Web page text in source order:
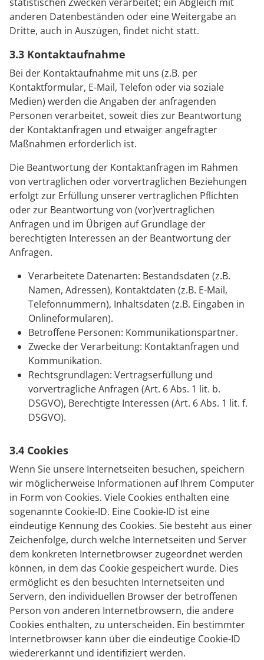
anderen Datenbeständen oder eine Weitergabe an
Dritte, auch in Auszügen, findet nicht statt.
3.3 Kontaktaufnahme
Bei der Kontaktaufnahme mit uns (z.B. per
Kontaktformular, E-Mail, Telefon oder via soziale
Medien) werden die Angaben der anfragenden
Personen verarbeitet, soweit dies zur Beantwortung
der Kontaktanfragen und etwaiger angefragter
Maßnahmen erforderlich ist.
Die Beantwortung der Kontaktanfragen im Rahmen
von vertraglichen oder vorvertraglichen Beziehungen
erfolgt zur Erfüllung unserer vertraglichen Pflichten
oder zur Beantwortung von (vor)vertraglichen
Anfragen und im Übrigen auf Grundlage der
berechtigten Interessen an der Beantwortung der
Anfragen.
Verarbeitete Datenarten: Bestandsdaten (z.B.
Namen, Adressen), Kontaktdaten (z.B. E-Mail,
Telefonnummern), Inhaltsdaten (z.B. Eingaben in
Onlineformularen).
Betroffene Personen: Kommunikationspartner.
Zwecke der Verarbeitung: Kontaktanfragen und
Kommunikation.
Rechtsgrundlagen: Vertragserfüllung und
vorvertragliche Anfragen (Art. 6 Abs. 1 lit. b.
DSGVO), Berechtigte Interessen (Art. 6 Abs. 1 lit. f.
DSGVO).
3.4 Cookies
Wenn Sie unsere Internetseiten besuchen, speichern
wir möglicherweise Informationen auf Ihrem Computer
in Form von Cookies. Viele Cookies enthalten eine
sogenannte Cookie-ID. Eine Cookie-ID ist eine
eindeutige Kennung des Cookies. Sie besteht aus einer
Zeichenfolge, durch welche Internetseiten und Server
dem konkreten Internetbrowser zugeordnet werden
können, in dem das Cookie gespeichert wurde. Dies
ermöglicht es den besuchten Internetseiten und
Servern, den individuellen Browser der betroffenen
Person von anderen Internetbrowsern, die andere
Cookies enthalten, zu unterscheiden. Ein bestimmter
Internetbrowser kann über die eindeutige Cookie-ID
wiedererkannt und identifiziert werden.